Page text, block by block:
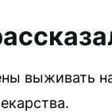
выживать